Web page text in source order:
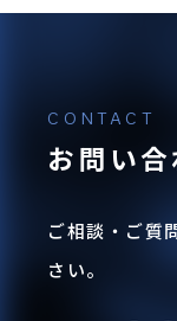
お問い合
ご相談・ご質
さい。